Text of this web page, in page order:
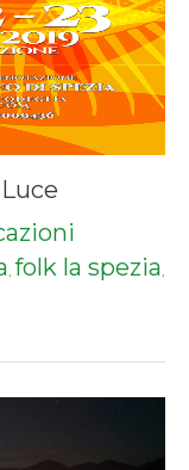
, folk la spezia,